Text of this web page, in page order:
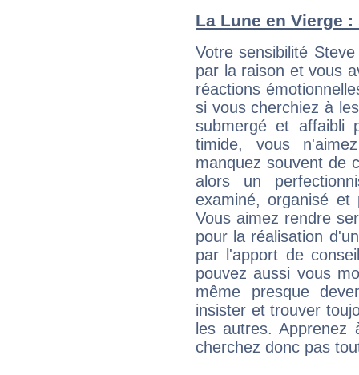
La Lune en Vierge
Votre sensibilité
par la raison et vous
réactions
si vous cherchiez à
submergé et affaibli
timide, vous
manquez souvent de
alors un
examiné, organisé et
Vous aimez rendre
pour la réalisation
par l'apport de
pouvez aussi vous
même presque
insister et trouver
les autres.
cherchez donc pas